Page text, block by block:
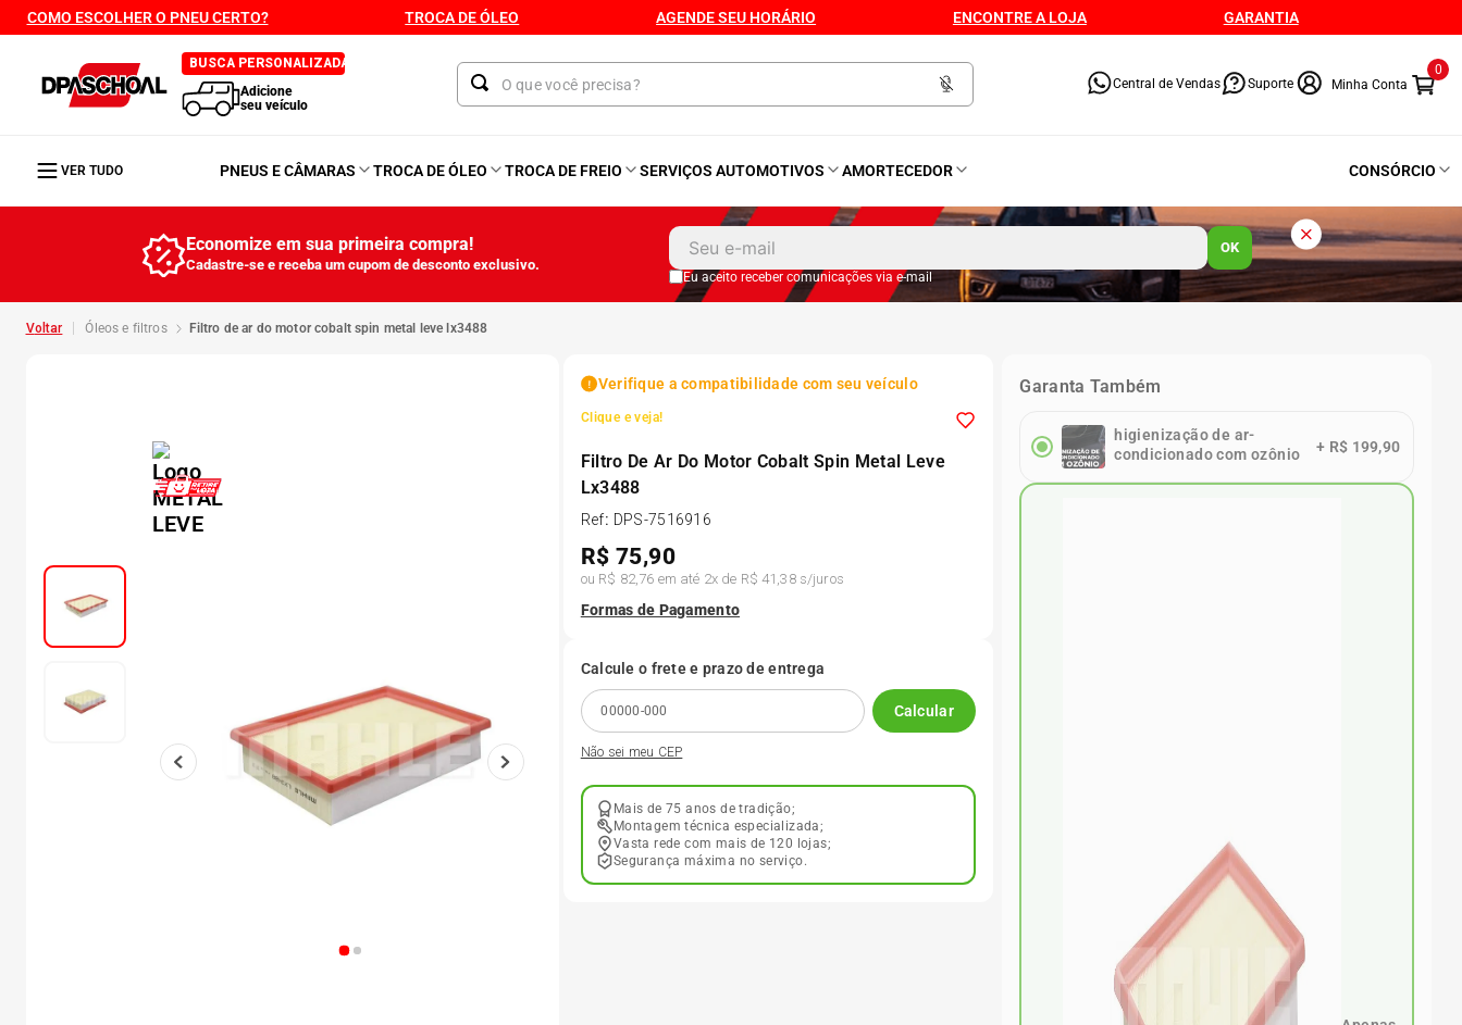
COMO ESCOLHER O PNEU CERTO? TROCA DE ÓLEO AGENDE SEU HORÁRIO ENCONTRE A LOJA GARANTIA
BUSCA PERSONALIZADA
Adicione
seu veículo
Central de Vendas Suporte
0
VER TUDO PNEUS E CÂMARAS TROCA DE ÓLEO TROCA DE FREIO SERVIÇOS AUTOMOTIVOS AMORTECEDOR CONSÓRCIO
Economize em sua primeira compra!
Cadastre-se e receba um cupom de desconto exclusivo.
OK
Eu aceito receber comunicações via e-mail
óleos e filtros filtro de ar do motor cobalt spin metal leve lx3488
Verifique a compatibilidade com seu veículo
Clique e veja!
Filtro De Ar Do Motor Cobalt Spin Metal Leve
Lx3488
Ref: DPS-7516916
R$ 75,90
ou R$ 82,76 em até 2x de R$ 41,38s/juros
Formas de Pagamento
Calcule o frete e prazo de entrega
Calcular
Não sei meu CEP
Mais de 75 anos de tradição;
Montagem técnica especializada;
Vasta rede com mais de 120 lojas;
Segurança máxima no serviço.
Garanta Também
higienização de ar-
condicionado com ozônio
+ R$ 199,90
1º Kit 4 Pneu
2º Kit Pneu
3
175 70r14
185 60r15
205 55r16
9
175 65 14